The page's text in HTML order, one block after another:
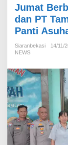
Jumat
dan PT
Panti
Siaranbekasi
14/11/
NEWS